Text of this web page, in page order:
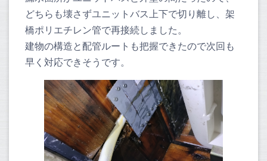
どちらも壊さずユニットバス上下で切り離し、架
橋ポリエチレン管で再接続しました。
建物の構造と配管ルートも把握できたので次回も
早く対応できそうです。